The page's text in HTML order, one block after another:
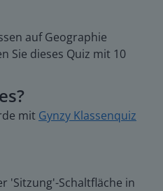
auf Geographie
Sie dieses Quiz mit 10
mit Gynzy Klassenquiz
'Sitzung'-Schaltfläche in